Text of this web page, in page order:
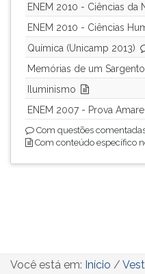
ENEM 2010 - Ciências da
ENEM 2010 - Ciências
Química (Unicamp 2013)
Memórias de um
Iluminismo
ENEM 2007 - Prova
Com questões
Com conteúdo específico
Você está em: Início /